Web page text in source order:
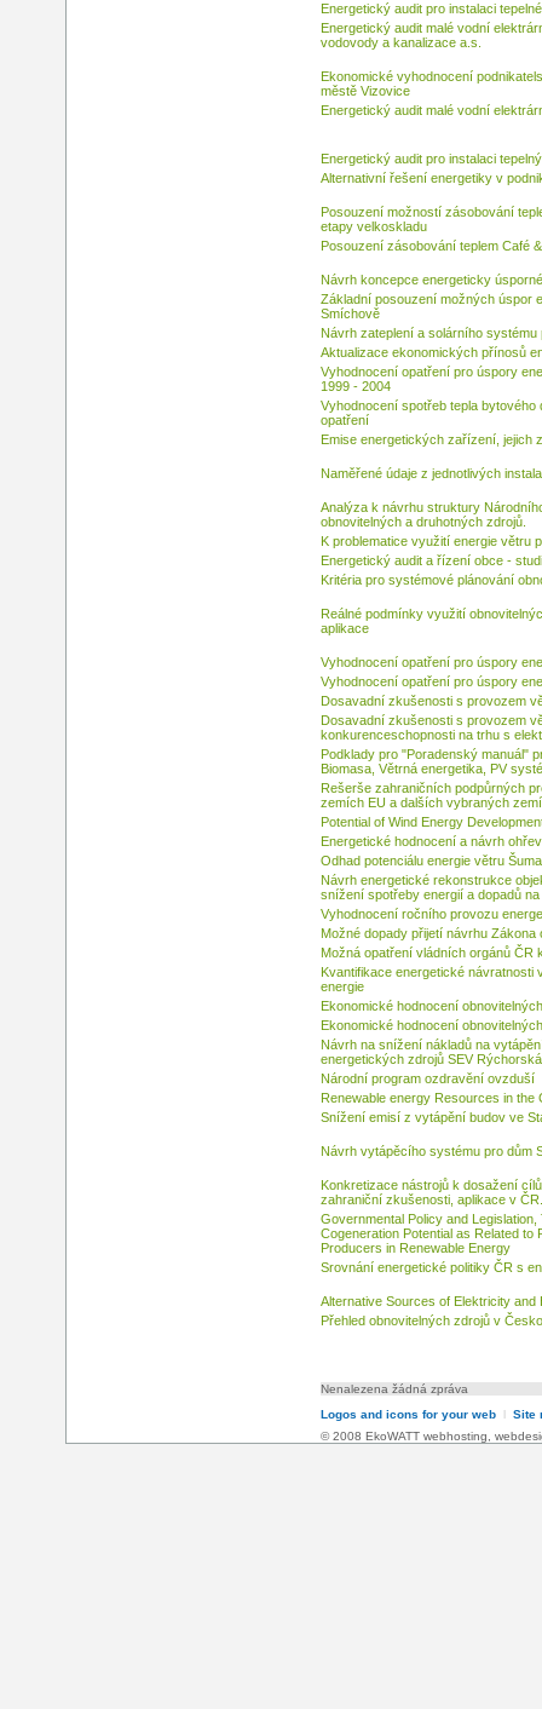
Energetický audit pro instalaci
Energetický audit malé vodní
vodovody a kanalizace a.s.
Ekonomické vyhodnocení
městě Vizovice
Energetický audit malé vodní
Energetický audit pro instalaci
Alternativní řešení energetiky v
Posouzení možností zásobování
etapy velkoskladu
Posouzení zásobování teplem Café
Návrh koncepce energeticky
Základní posouzení možných úspor
Smíchově
Návrh zateplení a solárního
Aktualizace ekonomických přínosů
Vyhodnocení opatření pro úspory
1999 - 2004
Vyhodnocení spotřeb tepla bytového
opatření
Emise energetických zařízení, jejich
Naměřené údaje z jednotlivých
Analýza k návrhu struktury
obnovitelných a druhotných zdrojů.
K problematice využití energie větru
Energetický audit a řízení obce -
Kritéria pro systémové plánování
Reálné podmínky využití
aplikace
Vyhodnocení opatření pro úspory
Vyhodnocení opatření pro úspory
Dosavadní zkušenosti s provozem
Dosavadní zkušenosti s provozem
konkurenceschopnosti na trhu s
Podklady pro "Poradenský manuál"
Biomasa, Větrná energetika, PV
Rešerše zahraničních podpůrných
zemích EU a dalších vybraných
Potential of Wind Energy
Energetické hodnocení a návrh
Odhad potenciálu energie větru
Návrh energetické rekonstrukce
snížení spotřeby energií a dopadů
Vyhodnocení ročního provozu
Možné dopady přijetí návrhu
Možná opatření vládních orgánů ČR
Kvantifikace energetické
energie
Ekonomické hodnocení
Ekonomické hodnocení
Návrh na snížení nákladů na
energetických zdrojů SEV
Národní program ozdravění ovzduší
Renewable energy Resources in the
Snížení emisí z vytápění budov ve
Návrh vytápěcího systému pro dům
Konkretizace nástrojů k dosažení
zahraniční zkušenosti, aplikace v ČR.
Governmental Policy and
Cogeneration Potential as Related
Producers in Renewable Energy
Srovnání energetické politiky ČR s
Alternative Sources of Elektricity
Přehled obnovitelných zdrojů v
Nenalezena žádná zpráva
Logos and icons for your web l Site
© 2008 EkoWATT webhosting